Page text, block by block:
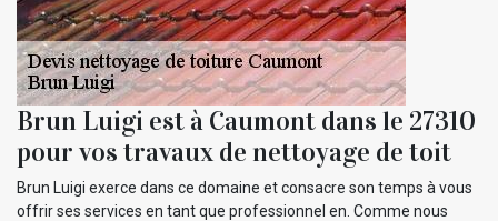
Brun Luigi est à Caumont dans le 27310
pour vos travaux de nettoyage de toit
Brun Luigi exerce dans ce domaine et consacre son temps à vous
offrir ses services en tant que professionnel en. Comme nous